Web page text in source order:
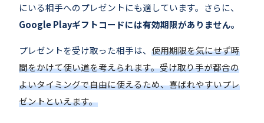
にいる相手へのプレゼントにも適しています。さらに、
Google Playギフトコードには有効期限がありません。
プレゼントを受け取った相手は、 使用期限を気にせず時
間をかけて使い道を考えられます。受け取り手が都合の
よいタイミングで自由に使えるため、喜ばれやすいプレ
ゼントといえます。